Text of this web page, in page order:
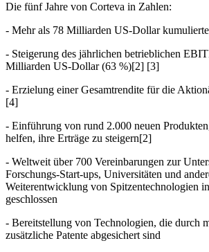
Die fünf Jahre von Corteva in Zahlen:
- Mehr als 78 Milliarden US-Dollar
- Steigerung des jährlichen betrieblichen
Milliarden US-Dollar (63 %)[2] [3]
- Erzielung einer Gesamtrendite für die
[4]
- Einführung von rund 2.000 neuen
helfen, ihre Erträge zu steigern[2]
- Weltweit über 700 Vereinbarungen zur
Forschungs-Start-ups, Universitäten und
Weiterentwicklung von Spitzentechnologien
geschlossen
- Bereitstellung von Technologien, die durch
zusätzliche Patente abgesichert sind